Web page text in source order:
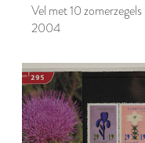
Vel met 10 zomerzegels
2004